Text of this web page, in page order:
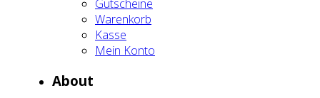
Gut­schei­ne
Waren­korb
Kas­se
Mein Kon­to
About